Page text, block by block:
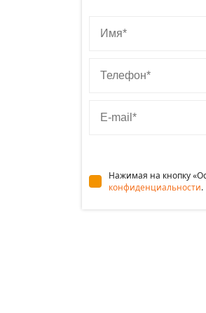
Нажимая на кнопку
конфиденциальности.